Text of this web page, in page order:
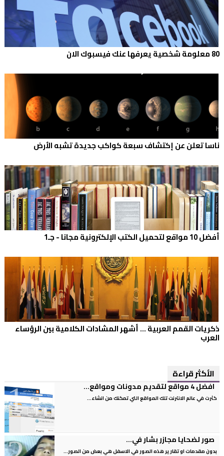
80 معلومة شخصية يعرفها عنك فيسبوك الان
ناسا تعلن عن إكتشاف سبعة كواكب جديدة تشبه الأرض
أفضل 10 مواقع لتحميل الكتب الإلكترونية مجانا - جـ1
ذكريات القمم العربية ... أشهر المشادات الكلامية بين الرؤساء
العرب
الأكثر قراءة
افضل 4 مواقع لتقديم مدونات ومواقع...
كثرت في عالم الانترنت تلك المواقع التي تمكنك من انشاء...
صور لضحايا مجازر بشار في...
بدون مقدمات او تقارير هذه الصور في الاسفل هي بعض من الصور...